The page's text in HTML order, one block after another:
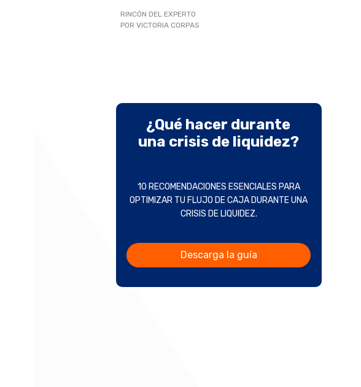
RINCÓN DEL EXPERTO
POR VICTORIA CORPAS
¿Qué hacer durante
una crisis de liquidez?
10 RECOMENDACIONES ESENCIALES PARA
OPTIMIZAR TU FLUJO DE CAJA DURANTE UNA
CRISIS DE LIQUIDEZ.
Descarga la guía